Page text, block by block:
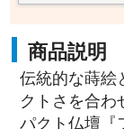
商品説明
伝統的な蒔絵
クトさを合わ
パクト仏壇『